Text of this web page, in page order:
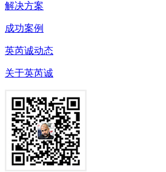
解决方案
成功案例
英芮诚动态
关于英芮诚